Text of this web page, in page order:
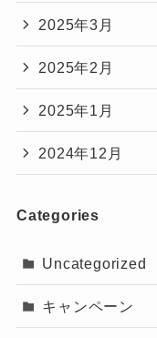
2025年3月
2025年2月
2025年1月
2024年12月
Categories
Uncategorized
キャンペーン